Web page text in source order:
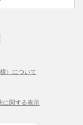
）について
に関する表示